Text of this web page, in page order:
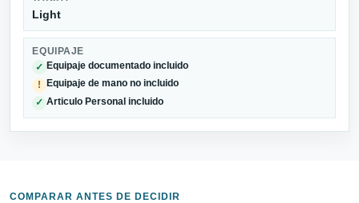
Light
EQUIPAJE
✓ Equipaje documentado incluido
! Equipaje de mano no incluido
✓ Articulo Personal incluido
COMPARAR ANTES DE DECIDIR